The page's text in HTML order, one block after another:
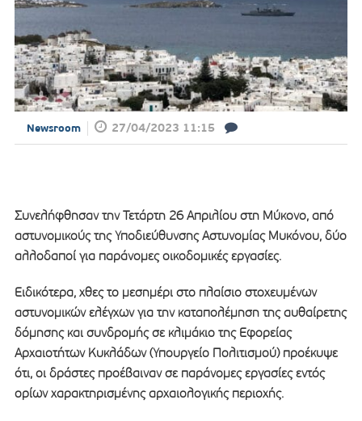
Newsroom 27/04/2023 11:15
Συνελήφθησαν την Τετάρτη 26 Απριλίου στη Μύκονο, από
αστυνομικούς της Υποδιεύθυνσης Αστυνομίας Μυκόνου, δύο
αλλοδαποί για παράνομες οικοδομικές εργασίες.
Ειδικότερα, χθες το μεσημέρι στο πλαίσιο στοχευμένων
αστυνομικών ελέγχων για την καταπολέμηση της αυθαίρετης
δόμησης και συνδρομής σε κλιμάκιο της Εφορείας
Αρχαιοτήτων Κυκλάδων (Υπουργείο Πολιτισμού) προέκυψε
ότι, οι δράστες προέβαιναν σε παράνομες εργασίες εντός
ορίων χαρακτηρισμένης αρχαιολογικής περιοχής.